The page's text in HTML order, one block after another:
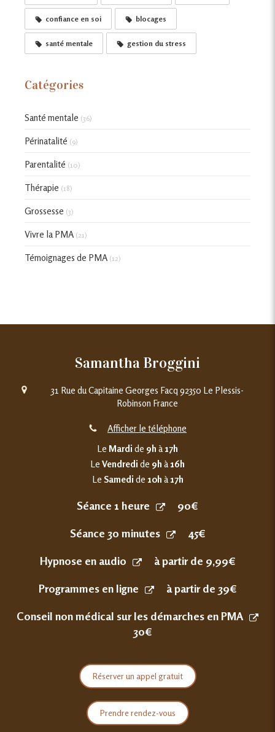
confiance en soi blocages
santé mentale gestion du stress
Catégories
Santé mentale (36)
Périnatalité (9)
Parentalité (10)
Thérapie (18)
Grossesse (3)
Vivre la PMA (21)
Témoignages de PMA (12)
Samantha Broggini
31 Rue du Capitaine Georges Facq 92350 Le Plessis-
Robinson France
Afficher le téléphone
Le Mardi de 9h à17h
Le Vendredi de 9h à16h
Le Samedi de 10h à17h
Séance 1 heure 90€
Séance 30 minutes 45€
Hypnose en audio à partir de 9,99€
Programmes en ligne à partir de 39€
Conseil non médical sur les démarches en PMA
30€
Réserver un appel gratuit
Prendre rendez-vous